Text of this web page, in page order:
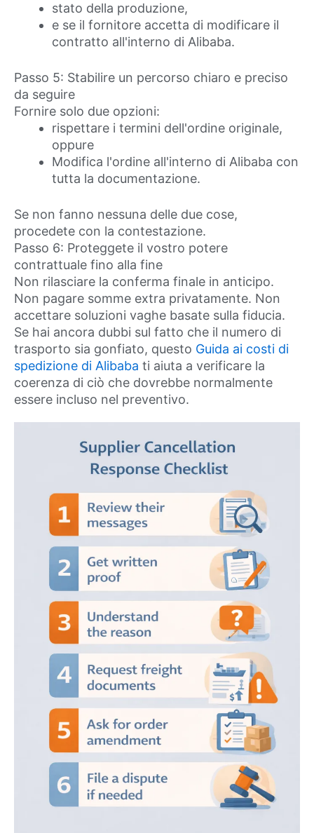
stato della produzione,
e se il fornitore accetta di modificare il
contratto all'interno di Alibaba.
Passo 5: Stabilire un percorso chiaro e preciso
da seguire
Fornire solo due opzioni:
rispettare i termini dell'ordine originale,
oppure
Modifica l'ordine all'interno di Alibaba con
tutta la documentazione.
Se non fanno nessuna delle due cose,
procedete con la contestazione.
Passo 6: Proteggete il vostro potere
contrattuale fino alla fine
Non rilasciare la conferma finale in anticipo.
Non pagare somme extra privatamente. Non
accettare soluzioni vaghe basate sulla fiducia.
Se hai ancora dubbi sul fatto che il numero di
trasporto sia gonfiato, questo Guida ai costi di
spedizione di Alibaba ti aiuta a verificare la
coerenza di ciò che dovrebbe normalmente
essere incluso nel preventivo.